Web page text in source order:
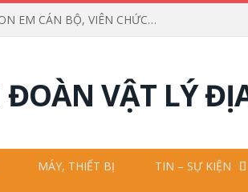
LỄ TUYÊN DƯƠNG, KHEN THƯỞNG CON EM CÁN BỘ, VIÊN CHỨC VÀ NGƯỜI LAO ĐỘNG ĐẠT THÀNH TÍCH CAO TRONG HỌC TẬP NĂM HỌC 2025 – 2026
MÁY, THIẾT BỊ TIN – SỰ KIỆN